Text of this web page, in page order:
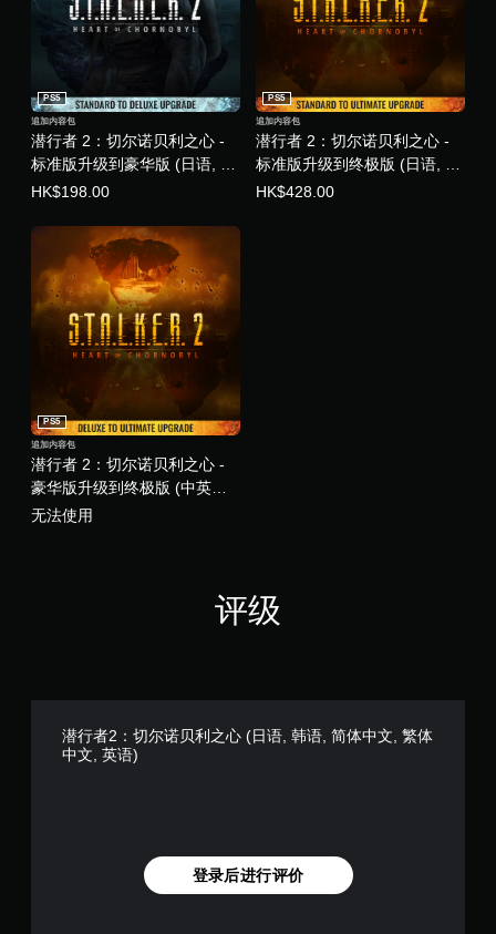
潜行者 2：切尔诺贝利之心 -
标准版升级到豪华版 (日语, 韩
语, 简体中文, 繁体中文, 英语)
PS5
追加内容包
HK$198.00
潜行者 2：切尔诺贝利之心 -
标准版升级到终极版 (日语, 韩
语, 简体中文, 繁体中文, 英语)
PS5
追加内容包
HK$428.00
潜行者 2：切尔诺贝利之心 -
豪华版升级到终极版 (中英韩
文版)
PS5
追加内容包
无法使用
评级
潜行者2：切尔诺贝利之心 (日语, 韩语, 简体中文, 繁体
中文, 英语)
登录后进行评价